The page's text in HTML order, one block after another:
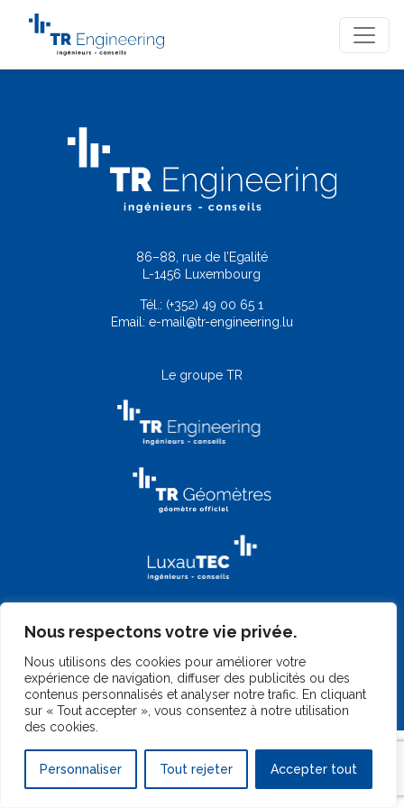
Nous respectons votre vie privée.
Nous utilisons des cookies pour améliorer votre
expérience de navigation, diffuser des publicités ou des
contenus personnalisés et analyser notre trafic. En cliquant
sur « Tout accepter », vous consentez à notre utilisation
des cookies.
Personnaliser Tout rejeter Accepter tout
Le groupe TR
86–88, rue de l’Egalité
L-1456 Luxembourg
Tél.: (+352) 49 00 65 1
Email: e-mail@tr-engineering.lu
©2026 TR-Engineering | Gérer mes cookies | Mentions légales
|
Design byMarc Wilmes Design | Website byTelkea Group